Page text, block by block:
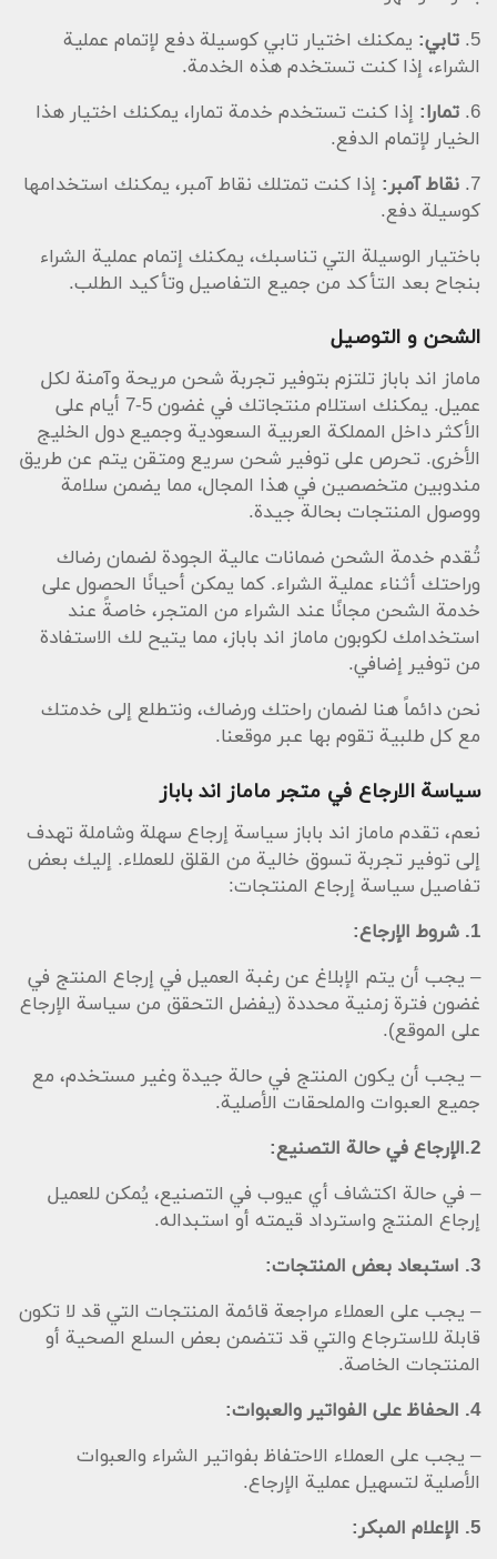
5. تابي: يمكنك اختيار تابي كوسيلة دفع لإتمام عملية
الشراء، إذا كنت تستخدم هذه الخدمة.
6. تمارا: إذا كنت تستخدم خدمة تمارا، يمكنك اختيار هذا
الخيار لإتمام الدفع.
7. نقاط آمبر: إذا كنت تمتلك نقاط آمبر، يمكنك استخدامها
كوسيلة دفع.
باختيار الوسيلة التي تناسبك، يمكنك إتمام عملية الشراء
بنجاح بعد التأكد من جميع التفاصيل وتأكيد الطلب.
الشحن و التوصيل
ماماز اند باباز تلتزم بتوفير تجربة شحن مريحة وآمنة لكل
عميل. يمكنك استلام منتجاتك في غضون 5-7 أيام على
الأكثر داخل المملكة العربية السعودية وجميع دول الخليج
الأخرى. تحرص على توفير شحن سريع ومتقن يتم عن طريق
مندوبين متخصصين في هذا المجال، مما يضمن سلامة
ووصول المنتجات بحالة جيدة.
تُقدم خدمة الشحن ضمانات عالية الجودة لضمان رضاك
وراحتك أثناء عملية الشراء. كما يمكن أحيانًا الحصول على
خدمة الشحن مجانًا عند الشراء من المتجر، خاصةً عند
استخدامك لكوبون ماماز اند باباز، مما يتيح لك الاستفادة
من توفير إضافي.
نحن دائماً هنا لضمان راحتك ورضاك، ونتطلع إلى خدمتك
مع كل طلبية تقوم بها عبر موقعنا.
سياسة الارجاع في متجر ماماز اند باباز
نعم، تقدم ماماز اند باباز سياسة إرجاع سهلة وشاملة تهدف
إلى توفير تجربة تسوق خالية من القلق للعملاء. إليك بعض
تفاصيل سياسة إرجاع المنتجات:
1. شروط الإرجاع:
– يجب أن يتم الإبلاغ عن رغبة العميل في إرجاع المنتج في
غضون فترة زمنية محددة (يفضل التحقق من سياسة الإرجاع
على الموقع).
– يجب أن يكون المنتج في حالة جيدة وغير مستخدم، مع
جميع العبوات والملحقات الأصلية.
2.الإرجاع في حالة التصنيع:
– في حالة اكتشاف أي عيوب في التصنيع، يُمكن للعميل
إرجاع المنتج واسترداد قيمته أو استبداله.
3. استبعاد بعض المنتجات:
– يجب على العملاء مراجعة قائمة المنتجات التي قد لا تكون
قابلة للاسترجاع والتي قد تتضمن بعض السلع الصحية أو
المنتجات الخاصة.
4. الحفاظ على الفواتير والعبوات:
– يجب على العملاء الاحتفاظ بفواتير الشراء والعبوات
الأصلية لتسهيل عملية الإرجاع.
5. الإعلام المبكر: